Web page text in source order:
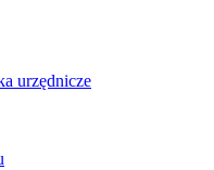
urzędnicze